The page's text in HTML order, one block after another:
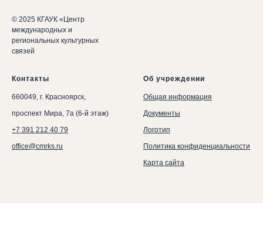
© 2025 КГАУК «Центр
международных и
региональных культурных
связей
Контакты
660049, г. Красноярск,
проспект Мира, 7а (6-й этаж)
+7 391 212 40 79
office@cmrks.ru
Об учреждении
Общая информация
Документы
Логотип
Политика конфиденциальности
Карта сайта